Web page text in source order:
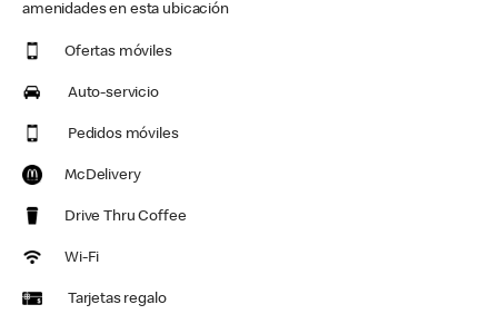
amenidades en esta ubicación
Ofertas móviles
Auto-servicio
Pedidos móviles
McDelivery
Drive Thru Coffee
Wi-Fi
Tarjetas regalo